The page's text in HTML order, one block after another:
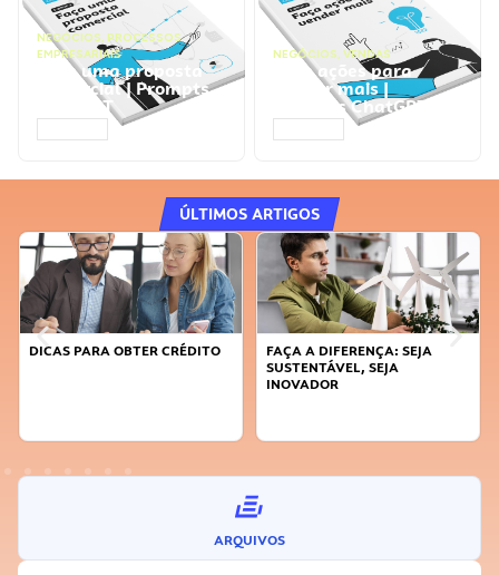
NEGÓCIOS, PROCESSOS
EMPRESARIAIS
Faça uma proposta
comercial | Prompts
ChatGPT
NEGÓCIOS, VENDAS
Faça ações para
vender mais |
Prompts ChatGPT
ÚLTIMOS ARTIGOS
DICAS PARA OBTER CRÉDITO
FAÇA A DIFERENÇA: SEJA
SUSTENTÁVEL, SEJA
INOVADOR
ARQUIVOS